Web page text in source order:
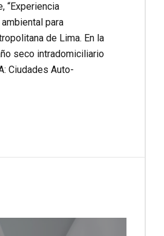
“Experiencia
para
de Lima. En la
seco intradomiciliario
Ciudades Auto-